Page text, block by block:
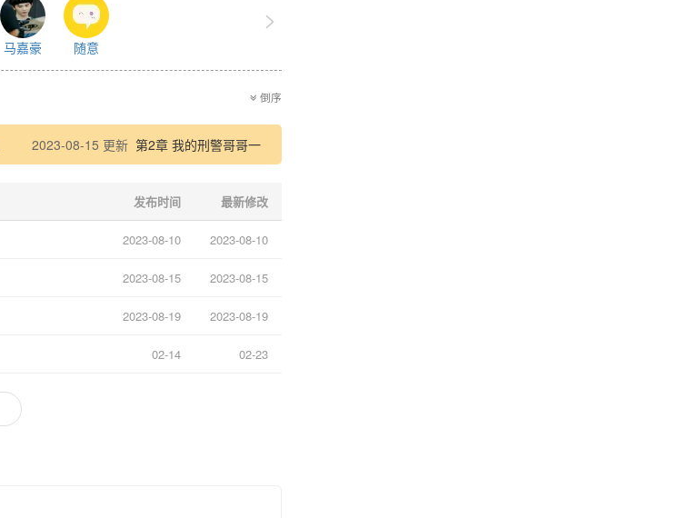
马嘉豪 随意
>
倒序
2023-08-15 更新 第2章 我的刑警哥哥一
发布时间 最新修改
2023-08-10 2023-08-10
2023-08-15 2023-08-15
2023-08-19 2023-08-19
02-14 02-23